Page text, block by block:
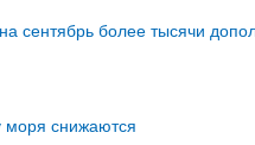
сентябрь более тысячи
моря снижаются